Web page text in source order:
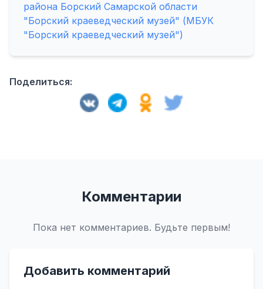
района Борский Самарской области
"Борский краеведческий музей" (МБУК
"Борский краеведческий музей")
Поделиться:
Комментарии
Пока нет комментариев. Будьте первым!
Добавить комментарий